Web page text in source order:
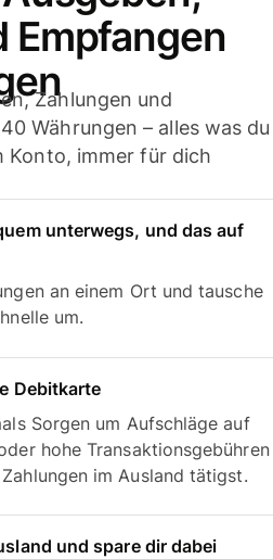
Empfangen
Zahlungen und
Währungen – alles was du
Konto, immer für dich
unterwegs, und das auf
an einem Ort und tausche
um.
Debitkarte
Sorgen um Aufschläge auf
hohe Transaktionsgebühren
im Ausland tätigst.
und spare dir dabei